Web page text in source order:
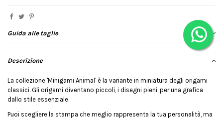
Guida alle taglie
Descrizione
La collezione 'Minigami Animal' è la variante in miniatura degli origami
classici. Gli origami diventano piccoli, i disegni pieni, per una grafica
dallo stile essenziale.
Puoi scegliere la stampa che meglio rappresenta la tua personalità, ma